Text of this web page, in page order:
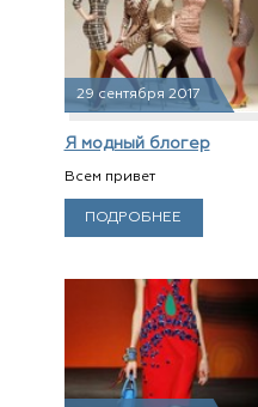
29 сентября 2017
Я модный блогер
Всем привет
ПОДРОБНЕЕ